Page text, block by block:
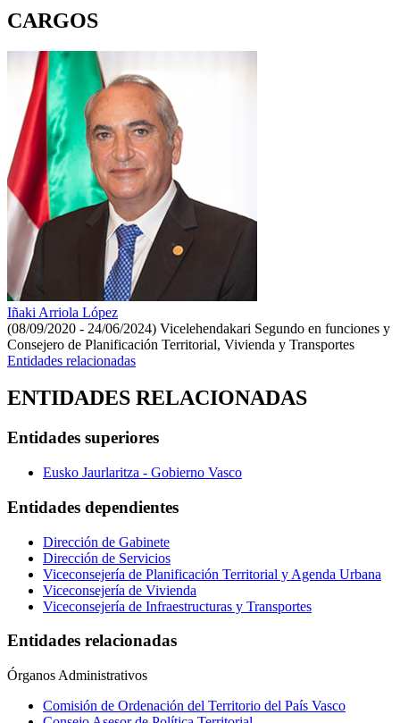
CARGOS
Iñaki Arriola López
(08/09/2020 - 24/06/2024) Vicelehendakari Segundo en funciones y
Consejero de Planificación Territorial, Vivienda y Transportes
Entidades relacionadas
ENTIDADES RELACIONADAS
Entidades superiores
Eusko Jaurlaritza - Gobierno Vasco
Entidades dependientes
Dirección de Gabinete
Dirección de Servicios
Viceconsejería de Planificación Territorial y Agenda Urbana
Viceconsejería de Vivienda
Viceconsejería de Infraestructuras y Transportes
Entidades relacionadas
Órganos Administrativos
Comisión de Ordenación del Territorio del País Vasco